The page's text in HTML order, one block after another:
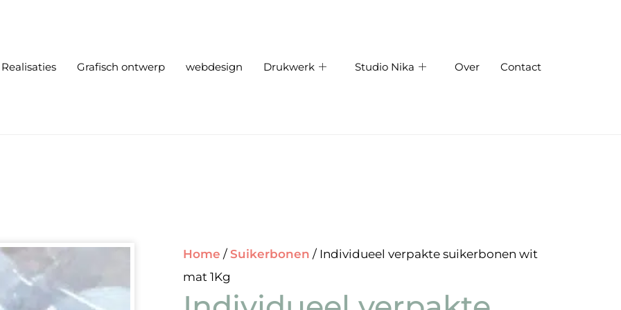
Realisaties Grafisch ontwerp webdesign Drukwerk Studio Nika Over Contact
Home / Suikerbonen / Individueel verpakte suikerbonen wit
mat 1Kg